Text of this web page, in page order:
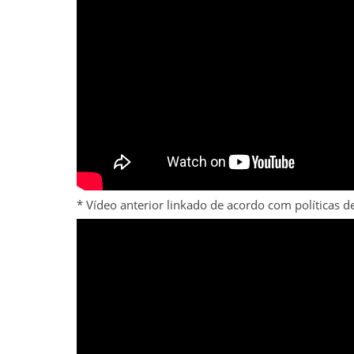
* Vídeo anterior linkado de acordo com políticas